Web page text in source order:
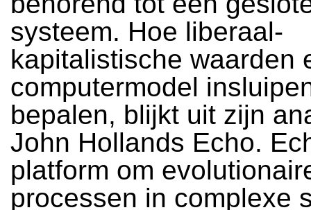
systeem. Hoe liberaal-
kapitalistische waarden
computermodel
bepalen, blijkt uit zijn
John Hollands Echo.
platform om
processen in complexe